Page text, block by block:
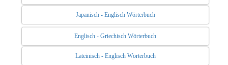
Japanisch - Englisch Wörterbuch
Englisch - Griechisch Wörterbuch
Lateinisch - Englisch Wörterbuch